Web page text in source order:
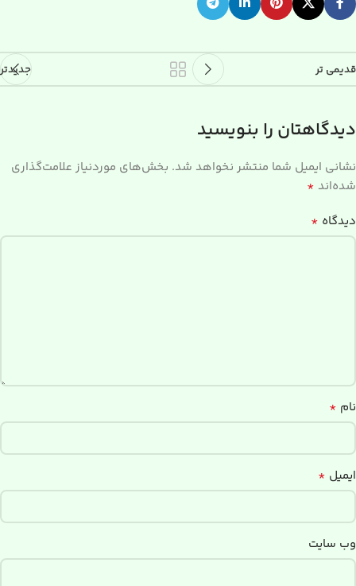
جدیدتر قدیمی تر
دیدگاهتان را بنویسید
نشانی ایمیل شما منتشر نخواهد شد. بخش‌های موردنیاز علامت‌گذاری
شده‌اند *
دیدگاه *
نام *
ایمیل *
وب‌ سایت